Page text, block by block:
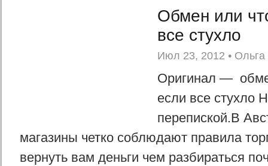
Обмен или
все стухло
Июл 23, 2012 • Ольга
Оригинал —
если все стухло
перепиской.В
магазины четко соблюдают правила
вернуть вам деньги чем разбираться